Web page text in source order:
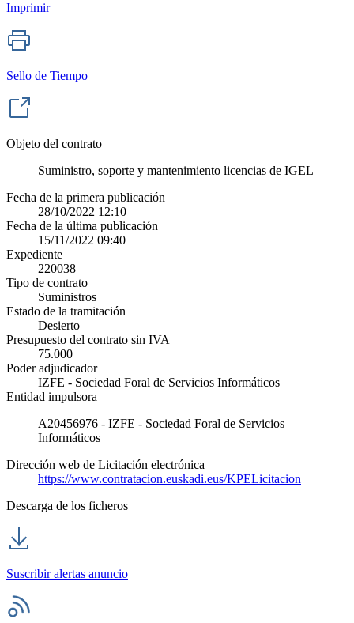
Imprimir
|
Sello de Tiempo
Objeto del contrato
Suministro, soporte y mantenimiento licencias de IGEL
Fecha de la primera publicación
28/10/2022 12:10
Fecha de la última publicación
15/11/2022 09:40
Expediente
220038
Tipo de contrato
Suministros
Estado de la tramitación
Desierto
Presupuesto del contrato sin IVA
75.000
Poder adjudicador
IZFE - Sociedad Foral de Servicios Informáticos
Entidad impulsora
A20456976 - IZFE - Sociedad Foral de Servicios
Informáticos
Dirección web de Licitación electrónica
https://www.contratacion.euskadi.eus/KPELicitacion
Descarga de los ficheros
|
Suscribir alertas anuncio
|